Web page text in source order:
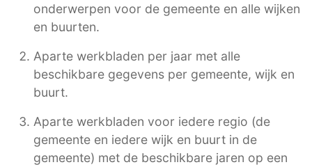
onderwerpen voor de gemeente en alle wijken
en buurten.
Aparte werkbladen per jaar met alle
beschikbare gegevens per gemeente, wijk en
buurt.
Aparte werkbladen voor iedere regio (de
gemeente en iedere wijk en buurt in de
gemeente) met de beschikbare jaren op een